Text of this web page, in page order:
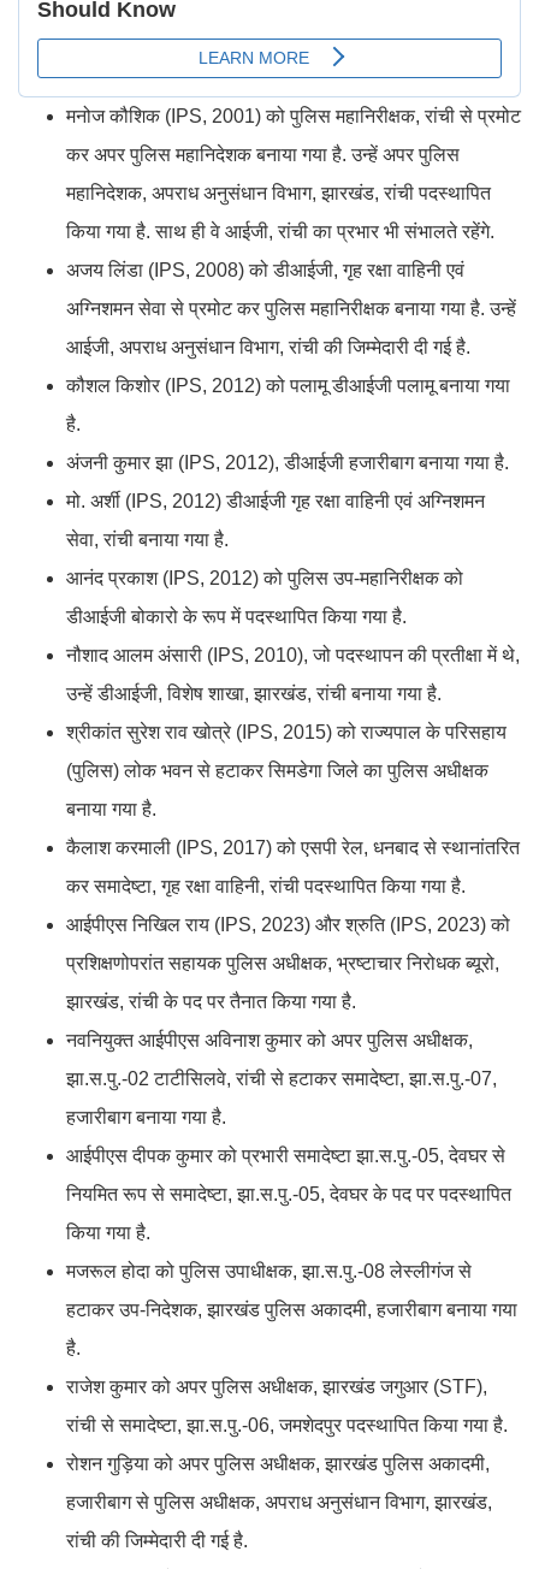
मनोज कौशिक (IPS, 2001) को पुलिस महानिरीक्षक, रांची से प्रमोट
कर अपर पुलिस महानिदेशक बनाया गया है. उन्हें अपर पुलिस
महानिदेशक, अपराध अनुसंधान विभाग, झारखंड, रांची पदस्थापित
किया गया है. साथ ही वे आईजी, रांची का प्रभार भी संभालते रहेंगे.
अजय लिंडा (IPS, 2008) को डीआईजी, गृह रक्षा वाहिनी एवं
अग्निशमन सेवा से प्रमोट कर पुलिस महानिरीक्षक बनाया गया है. उन्हें
आईजी, अपराध अनुसंधान विभाग, रांची की जिम्मेदारी दी गई है.
कौशल किशोर (IPS, 2012) को पलामू डीआईजी पलामू बनाया गया
है.
अंजनी कुमार झा (IPS, 2012), डीआईजी हजारीबाग बनाया गया है.
मो. अर्शी (IPS, 2012) डीआईजी गृह रक्षा वाहिनी एवं अग्निशमन
सेवा, रांची बनाया गया है.
आनंद प्रकाश (IPS, 2012) को पुलिस उप-महानिरीक्षक को
डीआईजी बोकारो के रूप में पदस्थापित किया गया है.
नौशाद आलम अंसारी (IPS, 2010), जो पदस्थापन की प्रतीक्षा में थे,
उन्हें डीआईजी, विशेष शाखा, झारखंड, रांची बनाया गया है.
श्रीकांत सुरेश राव खोत्रे (IPS, 2015) को राज्यपाल के परिसहाय
(पुलिस) लोक भवन से हटाकर सिमडेगा जिले का पुलिस अधीक्षक
बनाया गया है.
कैलाश करमाली (IPS, 2017) को एसपी रेल, धनबाद से स्थानांतरित
कर समादेष्टा, गृह रक्षा वाहिनी, रांची पदस्थापित किया गया है.
आईपीएस निखिल राय (IPS, 2023) और श्रुति (IPS, 2023) को
प्रशिक्षणोपरांत सहायक पुलिस अधीक्षक, भ्रष्टाचार निरोधक ब्यूरो,
झारखंड, रांची के पद पर तैनात किया गया है.
नवनियुक्त आईपीएस अविनाश कुमार को अपर पुलिस अधीक्षक,
झा.स.पु.-02 टाटीसिलवे, रांची से हटाकर समादेष्टा, झा.स.पु.-07,
हजारीबाग बनाया गया है.
आईपीएस दीपक कुमार को प्रभारी समादेष्टा झा.स.पु.-05, देवघर से
नियमित रूप से समादेष्टा, झा.स.पु.-05, देवघर के पद पर पदस्थापित
किया गया है.
मजरूल होदा को पुलिस उपाधीक्षक, झा.स.पु.-08 लेस्लीगंज से
हटाकर उप-निदेशक, झारखंड पुलिस अकादमी, हजारीबाग बनाया गया
है.
राजेश कुमार को अपर पुलिस अधीक्षक, झारखंड जगुआर (STF),
रांची से समादेष्टा, झा.स.पु.-06, जमशेदपुर पदस्थापित किया गया है.
रोशन गुड़िया को अपर पुलिस अधीक्षक, झारखंड पुलिस अकादमी,
हजारीबाग से पुलिस अधीक्षक, अपराध अनुसंधान विभाग, झारखंड,
रांची की जिम्मेदारी दी गई है.